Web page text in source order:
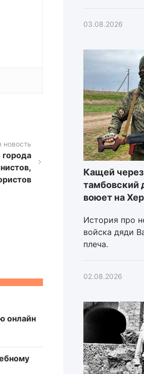
онлайн
03.08.2026
Кащей
тамбовский
воюет на
История про
войска дяди
плеча.
02.08.2026